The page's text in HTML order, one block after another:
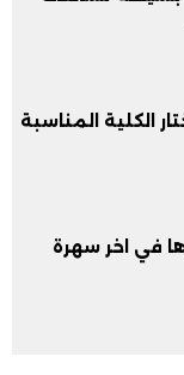
الكلية المناسبة
في اخر سهرة